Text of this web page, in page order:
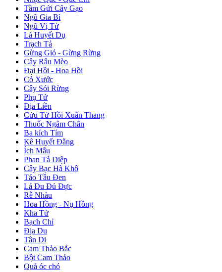
Tầm Gửi Cây Gạo
Ngũ Gia Bì
Ngũ Vị Tử
Lá Huyết Dụ
Trạch Tả
Gừng Gió - Gừng Rừng
Cây Râu Mèo
Đại Hồi - Hoa Hồi
Cỏ Xước
Cây Sói Rừng
Phụ Tử
Địa Liền
Cửu Tử Hồi Xuân Thang
Thuốc Ngâm Chân
Ba kích Tím
Kê Huyết Đằng
Ích Mẫu
Phan Tả Diệp
Cây Bạc Hà Khô
Táo Tầu Đen
Lá Đu Đủ Đực
Rễ Nhàu
Hoa Hồng - Nụ Hồng
Kha Tử
Bạch Chỉ
Địa Du
Tân Di
Cam Thảo Bắc
Bột Cam Thảo
Quả óc chó